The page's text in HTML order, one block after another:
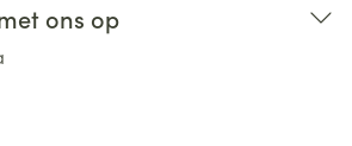
ons op